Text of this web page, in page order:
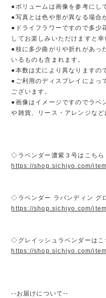
●ボリュームは画像を参考にし
●写真とは色や形が異なる場合
●ドライフラワーですので多少
してお楽しみいただけますと幸
●枝に多少曲がりや折れがあっ
いるものも含まれます。
●本数は丈により異なりますの
●ご利用のディスプレイによっ
ございます。
●画像はイメージですのでラベ
や雑貨、リース・アレンジな
◇ラベンダー濃紫３号はこちら
https://shop.sichiyo.com/
◇ラベンダー ラバンディン グ
https://shop.sichiyo.com/
◇グレイッシュラベンダーはこ
https://shop.sichiyo.com/
--お届けについて--